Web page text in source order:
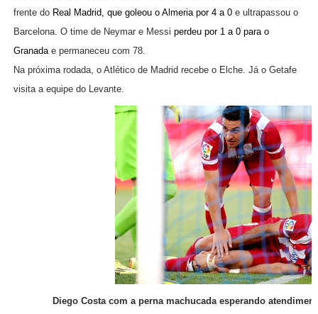
frente do Real Madrid, que goleou o Almeria por 4 a 0e ultrapassou o
Barcelona. O time de Neymar e Messi perdeu por 1 a 0 para o
Granadae permaneceu com 78.
Na próxima rodada, o Atlético de Madrid recebe o Elche. Já o Getafe
visita a equipe do Levante.
Diego Costa com a perna machucada esperando